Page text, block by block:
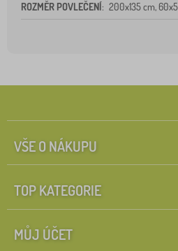
ROZMĚR POVLEČENÍ: 200x135 cm,
VŠE O NÁKUPU
TOP KATEGORIE
MŮJ ÚČET